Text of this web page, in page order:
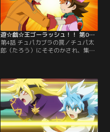
に！【提供：バンダイチャンネル】
遊☆戯☆王ゴーラッシュ！！ 第04話
第4話 チュパカブラの罠／チュパ太
郎（たろう）にそそのかされ、集積
ディアスだったが、ついに捕らえら
れて絶体絶命のピンチに陥ってしま
う。一方、慌てた様子の遊飛も集積
所に現れ…。【提供：バンダイチャ
ンネル】